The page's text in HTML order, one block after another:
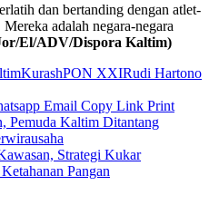
dan bertanding dengan atlet-
adalah negara-negara
El/ADV/Dispora Kaltim)
KurashPON XXIRudi Hartono
Email Copy Link Print
Pemuda Kaltim Ditantang
Strategi Kukar
Pangan